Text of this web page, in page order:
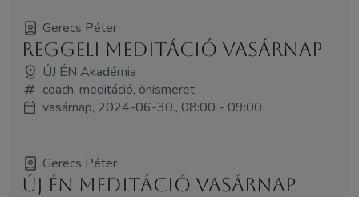
Gerecs Péter
Reggeli Meditáció Vasárnap
ÚJ ÉN Akadémia
coach, meditáció, önismeret
vasárnap, 2024-06-30., 08:00 - 09:00
Gerecs Péter
Új Én Meditáció Vasárnap